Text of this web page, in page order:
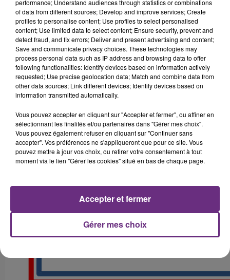
performance; Understand audiences through statistics or combinations
of data from different sources; Develop and improve services; Create
profiles to personalise content; Use profiles to select personalised
content; Use limited data to select content; Ensure security, prevent and
detect fraud, and fix errors; Deliver and present advertising and content;
Save and communicate privacy choices. These technologies may
process personal data such as IP address and browsing data to offer
following functionalities: Identify devices based on information actively
requested; Use precise geolocation data; Match and combine data from
other data sources; Link different devices; Identify devices based on
information transmitted automatically.
Vous pouvez accepter en cliquant sur "Accepter et fermer", ou affiner en
sélectionnant les finalités et/ou partenaires dans "Gérer mes choix".
Vous pouvez également refuser en cliquant sur "Continuer sans
accepter". Vos préférences ne s'appliqueront que pour ce site. Vous
pouvez mettre à jour vos choix, ou retirer votre consentement à tout
moment via le lien "Gérer les cookies" situé en bas de chaque page.
Gérer mes choix
Accepter et fermer